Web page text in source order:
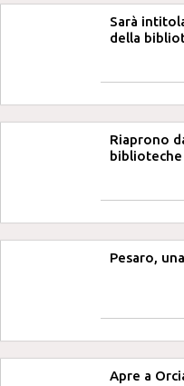
Sarà
della
Riaprono
biblioteche
Pesaro,
Apre a